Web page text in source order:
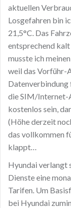
aktuellen
Losgefahren bin
21,5°C. Das
entsprechend
musste ich
weil das Vorführ-
Datenverbindung
die SIM/Internet-
kostenlos sein,
(Höhe derzeit
das vollkommen
klappt…
Hyundai verlangt
Dienste eine
Tarifen. Um
bei Hyundai